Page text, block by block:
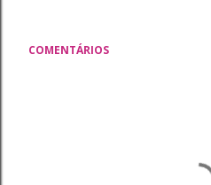
COMENTÁRIOS